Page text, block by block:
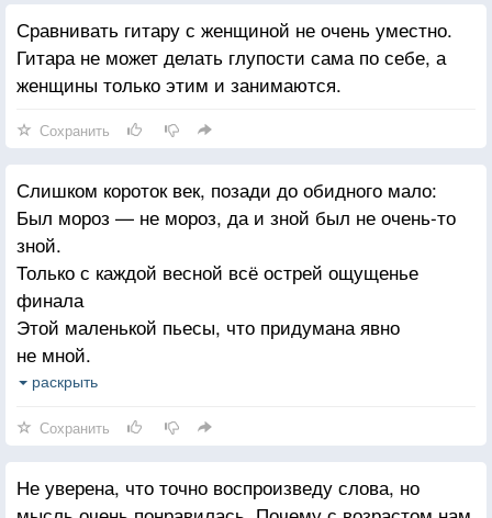
И подыхал. И все таки не сдох.
Земля мала, и — круглая, как блюдце.
Круги все уже, как я погляжу.
Настанет день —
И все они вернутся.
Вернутся все.
И что я им скажу?
Сравнивать гитару с женщиной не очень уместно.
Гитара не может делать глупости сама по себе, а
женщины только этим и занимаются.
Сохранить
Слишком короток век, позади до обидного мало:
Был мороз — не мороз, да и зной был не очень-то
зной.
Только с каждой весной всё острей ощущенье
финала
Этой маленькой пьесы, что придумана явно
не мной.
Всем обещан полёт, и сверкают огни полосы
Только время пришло — отпирают, трезвонят
ключами,
раскрыть
Сохранить
Не уверена, что точно воспроизведу слова, но